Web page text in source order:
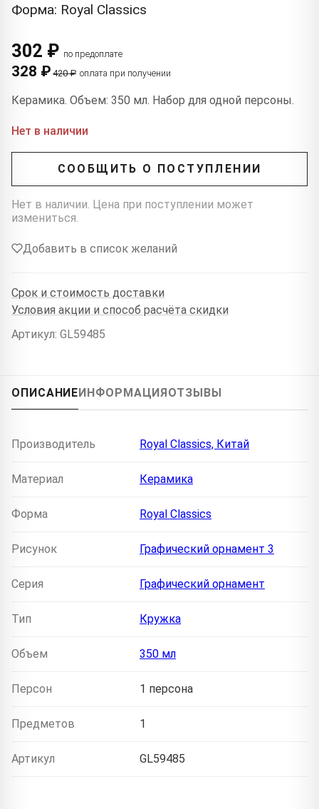
Форма: Royal Classics
302 ₽ по предоплате
328 ₽ 420 ₽ оплата при получении
Керамика. Объем: 350 мл. Набор для одной персоны.
Нет в наличии
СООБЩИТЬ О ПОСТУПЛЕНИИ
Нет в наличии. Цена при поступлении может
измениться.
Добавить в список желаний
Срок и стоимость доставки
Условия акции и способ расчёта скидки
Артикул: GL59485
ОПИСАНИЕИНФОРМАЦИЯОТЗЫВЫ
Производитель Royal Classics, Китай
Материал Керамика
Форма Royal Classics
Рисунок Графический орнамент 3
Серия Графический орнамент
Тип Кружка
Объем 350 мл
Персон 1 персона
Предметов 1
Артикул GL59485